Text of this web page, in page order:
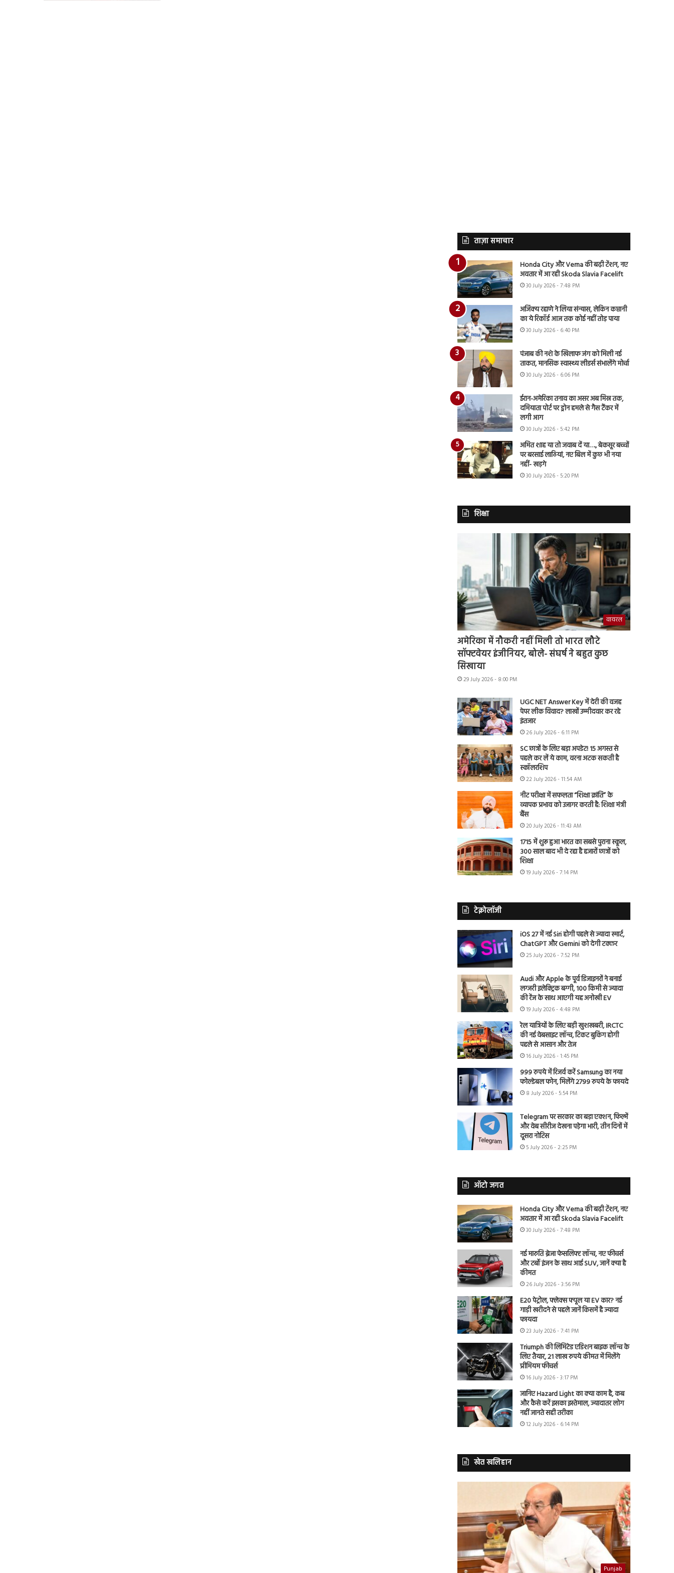
ताज़ा समाचार
Honda City और Verna की बढ़ी टेंशन, नए
अवतार में आ रही Skoda Slavia Facelift
30 July 2026 - 7:48 PM
अजिंक्य रहाणे ने लिया संन्यास, लेकिन कप्तानी
का ये रिकॉर्ड आज तक कोई नहीं तोड़ पाया
30 July 2026 - 6:40 PM
पंजाब की नशे के खिलाफ जंग को मिली नई
ताकत, मानसिक स्वास्थ्य लीडर्स संभालेंगे मोर्चा
30 July 2026 - 6:06 PM
ईरान-अमेरिका तनाव का असर अब मिस्र तक,
दमियाता पोर्ट पर ड्रोन हमले से गैस टैंकर में
लगी आग
30 July 2026 - 5:42 PM
अमित शाह या तो जवाब दें या…., बेकसूर बच्चों
पर बरसाई लाठियां, नए बिल में कुछ भी नया
नहीं- खड़गे
30 July 2026 - 5:20 PM
शिक्षा
वायरल
अमेरिका में नौकरी नहीं मिली तो भारत लौटे
सॉफ्टवेयर इंजीनियर, बोले- संघर्ष ने बहुत कुछ
सिखाया
29 July 2026 - 8:00 PM
UGC NET Answer Key में देरी की वजह
पेपर लीक विवाद? लाखों उम्मीदवार कर रहे
इंतजार
26 July 2026 - 6:11 PM
SC छात्रों के लिए बड़ा अपडेट! 15 अगस्त से
पहले कर लें ये काम, वरना अटक सकती है
स्कॉलरशिप
22 July 2026 - 11:54 AM
नीट परीक्षा में सफलता “शिक्षा क्रांति” के
व्यापक प्रभाव को उजागर करती है: शिक्षा मंत्री
बैंस
20 July 2026 - 11:43 AM
1715 में शुरू हुआ भारत का सबसे पुराना स्कूल,
300 साल बाद भी दे रहा है हजारों छात्रों को
शिक्षा
19 July 2026 - 7:14 PM
टेक्नोलॉजी
iOS 27 में नई Siri होगी पहले से ज्यादा स्मार्ट,
ChatGPT और Gemini को देगी टक्कर
25 July 2026 - 7:52 PM
Audi और Apple के पूर्व डिजाइनरों ने बनाई
लग्जरी इलेक्ट्रिक बग्गी, 100 किमी से ज्यादा
की रेंज के साथ आएगी यह अनोखी EV
19 July 2026 - 4:48 PM
रेल यात्रियों के लिए बड़ी खुशखबरी, IRCTC
की नई वेबसाइट लॉन्च, टिकट बुकिंग होगी
पहले से आसान और तेज
16 July 2026 - 1:45 PM
999 रुपये में रिजर्व करें Samsung का नया
फोल्डेबल फोन, मिलेंगे 2799 रुपये के फायदे
8 July 2026 - 5:54 PM
Telegram पर सरकार का बड़ा एक्शन, फिल्में
और वेब सीरीज देखना पड़ेगा भारी, तीन दिनों में
दूसरा नोटिस
5 July 2026 - 2:25 PM
ऑटो जगत
Honda City और Verna की बढ़ी टेंशन, नए
अवतार में आ रही Skoda Slavia Facelift
30 July 2026 - 7:48 PM
नई मारुति ब्रेजा फेसलिफ्ट लॉन्च, नए फीचर्स
और टर्बो इंजन के साथ आई SUV, जानें क्या है
कीमत
26 July 2026 - 3:56 PM
E20 पेट्रोल, फ्लेक्स फ्यूल या EV कार? नई
गाड़ी खरीदने से पहले जानें किसमें है ज्यादा
फायदा
23 July 2026 - 7:41 PM
Triumph की लिमिटेड एडिशन बाइक लॉन्च के
लिए तैयार, 21 लाख रुपये कीमत में मिलेंगे
प्रीमियम फीचर्स
16 July 2026 - 3:17 PM
जानिए Hazard Light का क्या काम है, कब
और कैसे करें इसका इस्तेमाल, ज्यादातर लोग
नहीं जानते सही तरीका
12 July 2026 - 6:14 PM
खेत खलिहान
Punjab